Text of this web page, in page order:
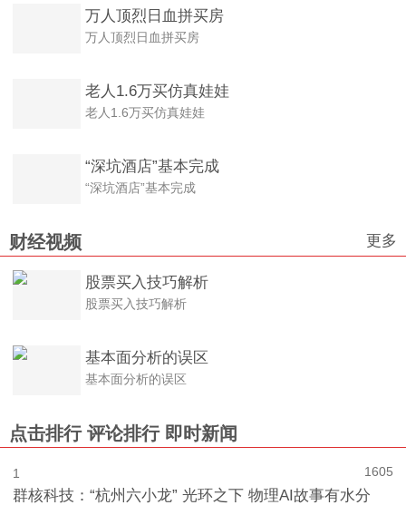
万人顶烈日血拼买房
万人顶烈日血拼买房
老人1.6万买仿真娃娃
老人1.6万买仿真娃娃
“深坑酒店”基本完成
“深坑酒店”基本完成
财经视频 更多
股票买入技巧解析
股票买入技巧解析
基本面分析的误区
基本面分析的误区
点击排行 评论排行 即时新闻
1605
1
群核科技：“杭州六小龙” 光环之下 物理AI故事有水分